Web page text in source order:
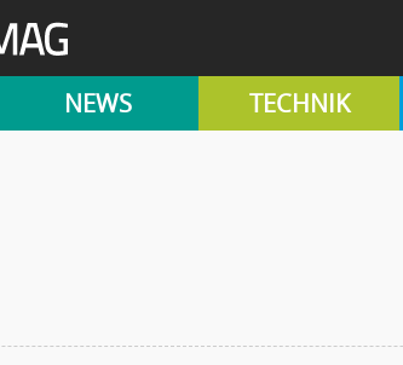
NEWS TECHNIK